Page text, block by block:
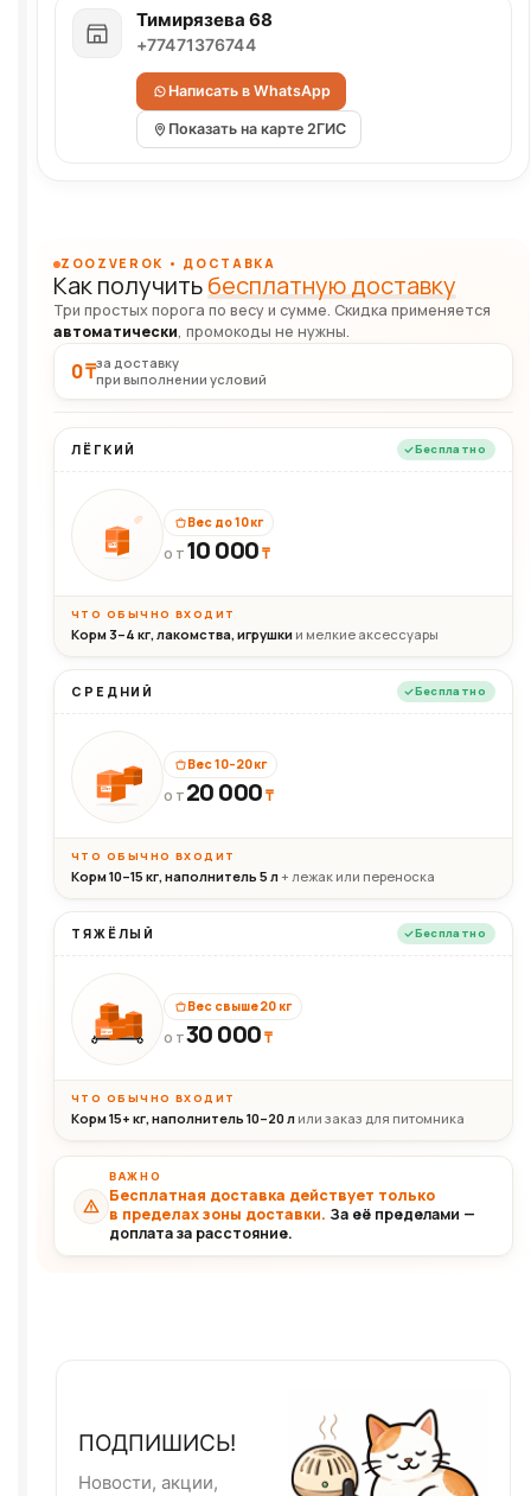
Тимирязева 68
+77471376744
Написать в WhatsApp
Показать на карте 2ГИС
ZOOZVEROK • ДОСТАВКА
Как получитьбесплатную доставку
Три простых порога по весу и сумме. Скидка применяется
автоматически, промокоды не нужны.
0 ₸за доставку
при выполнении условий
ЛЁГКИЙ Бесплатно
10кг
Вес до 10 кг
ОТ 10 000₸
ЧТО ОБЫЧНО ВХОДИТ
Корм 3–4 кг, лакомства, игрушки и мелкие аксессуары
СРЕДНИЙ Бесплатно
20кг
Вес 10–20 кг
ОТ 20 000₸
ЧТО ОБЫЧНО ВХОДИТ
Корм 10–15 кг, наполнитель 5 л+ лежак или переноска
ТЯЖЁЛЫЙ Бесплатно
30+кг
Вес свыше 20 кг
ОТ30 000₸
ЧТО ОБЫЧНО ВХОДИТ
Корм 15+ кг, наполнитель 10–20 л или заказ для питомника
ВАЖНО
Бесплатная доставка действует только
в пределах зоны доставки. За её пределами —
доплата за расстояние.
ПОДПИШИСЬ!
Новости, акции,